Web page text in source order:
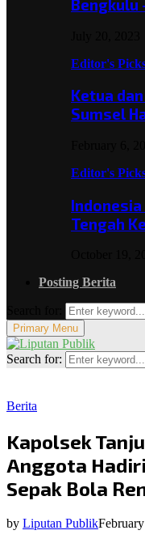
Bengkulu
Editor's
Ketua
Sumsel
Editor's
Tengah
Posting Berita
Primary Menu
Search for:
Berita
Kapolsek
Anggota
Sepak Bola
by Liputan Publik